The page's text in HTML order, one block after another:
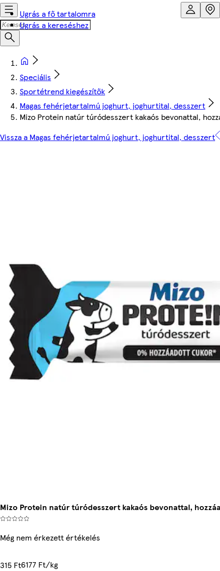
Ugrás a fő tartalomra
Ugrás a kereséshez
Speciális
Sportétrend kiegészítők
Magas fehérjetartalmú joghurt, joghurtital, desszert
Mizo Protein natúr túródesszert kakaós bevonattal,
Vissza a Magas fehérjetartalmú joghurt, joghurtital, desszert
Mizo Protein natúr túródesszert kakaós bevonattal,
Még nem érkezett értékelés
315 Ft6177 Ft/kg